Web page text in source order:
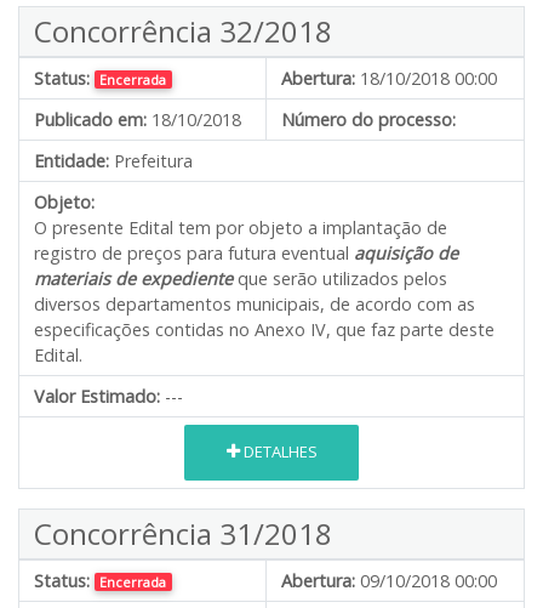
Concorrência 32/2018
Status: Encerrada Abertura: 18/10/2018 00:00
Publicado em: 18/10/2018
Número do processo:
Entidade: Prefeitura
Objeto:
O presente Edital tem por objeto a implantação de
registro de preços para futura eventual aquisição de
materiais de expedienteque serão utilizados pelos
diversos departamentos municipais, de acordo com as
especificações contidas no Anexo IV, que faz parte deste
Edital.
Valor Estimado: ---
DETALHES
Concorrência 31/2018
Status: Encerrada Abertura: 09/10/2018 00:00